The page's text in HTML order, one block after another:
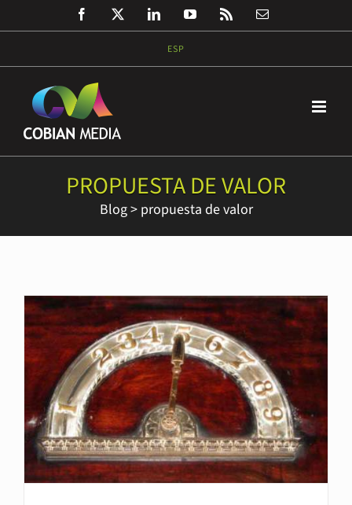
al
FacebookTwitterLinkedInYouTube
Correo
ESP
PROPUESTA DE VALOR
Blog> propuesta de valor